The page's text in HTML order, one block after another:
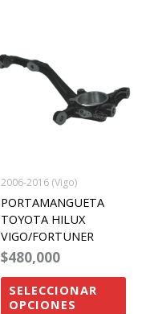
2006-2016 (Vigo)
PORTAMANGUETA
TOYOTA HILUX
VIGO/FORTUNER
$480,000
SELECCIONAR
OPCIONES